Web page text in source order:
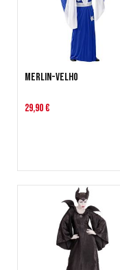
Merlin-velho
29,90 €